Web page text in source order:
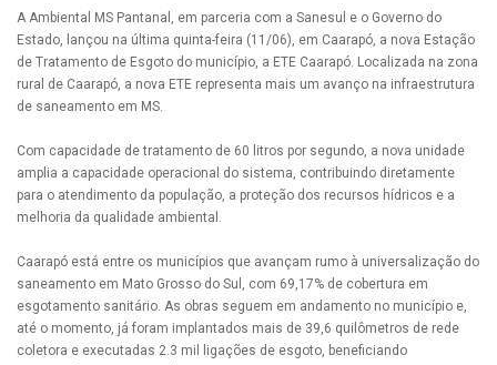
A Ambiental MS Pantanal, em parceria com a Sanesul e o Governo do
Estado, lançou na última quinta-feira (11/06), em Caarapó, a nova Estação
de Tratamento de Esgoto do município, a ETE Caarapó. Localizada na zona
rural de Caarapó, a nova ETE representa mais um avanço na infraestrutura
de saneamento em MS.
Com capacidade de tratamento de 60 litros por segundo, a nova unidade
amplia a capacidade operacional do sistema, contribuindo diretamente
para o atendimento da população, a proteção dos recursos hídricos e a
melhoria da qualidade ambiental.
Caarapó está entre os municípios que avançam rumo à universalização do
saneamento em Mato Grosso do Sul, com 69,17% de cobertura em
esgotamento sanitário. As obras seguem em andamento no município e,
até o momento, já foram implantados mais de 39,6 quilômetros de rede
coletora e executadas 2.3 mil ligações de esgoto, beneficiando